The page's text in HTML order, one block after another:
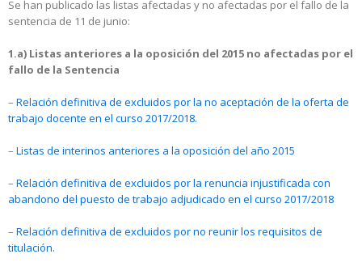
Se han publicado las listas afectadas y no afectadas por el fallo de la
sentencia de 11 de junio:
1.a) Listas anteriores a la oposición del 2015 no afectadas por el
fallo de la Sentencia
– Relación definitiva de excluidos por la no aceptación de la oferta de
trabajo docente en el curso 2017/2018.
– Listas de interinos anteriores a la oposición del año 2015
– Relación definitiva de excluidos por la renuncia injustificada con
abandono del puesto de trabajo adjudicado en el curso 2017/2018
– Relación definitiva de excluidos por no reunir los requisitos de
titulación.